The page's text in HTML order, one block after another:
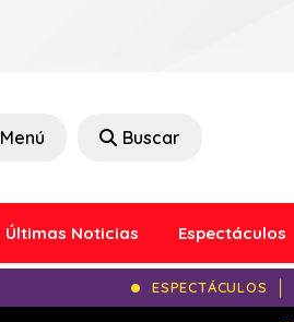
Menú Buscar
Últimas Noticias Espectáculos
ESPECTÁCULOS